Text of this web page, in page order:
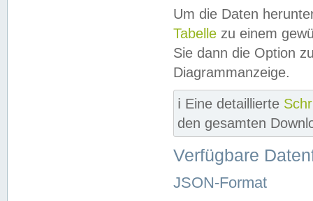
Um die Daten
Tabelle zu einem
Sie dann die Option
Diagrammanzeige.
ℹ️ Eine detaillierte
den gesamten
Verfügbare
JSON-Format